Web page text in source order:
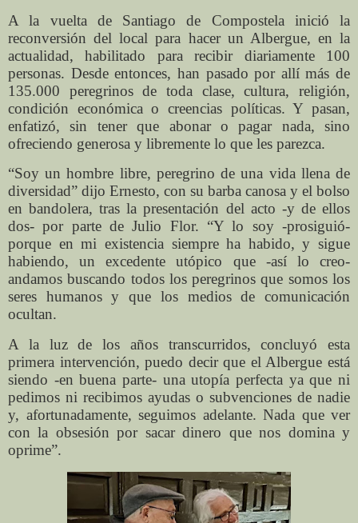
A la vuelta de Santiago de Compostela inició la
reconversión del local para hacer un Albergue, en la
actualidad, habilitado para recibir diariamente 100
personas. Desde entonces, han pasado por allí más de
135.000 peregrinos de toda clase, cultura, religión,
condición económica o creencias políticas. Y pasan,
enfatizó, sin tener que abonar o pagar nada, sino
ofreciendo generosa y libremente lo que les parezca.
“Soy un hombre libre, peregrino de una vida llena de
diversidad” dijo Ernesto, con su barba canosa y el bolso
en bandolera, tras la presentación del acto -y de ellos
dos- por parte de Julio Flor. “Y lo soy -prosiguió-
porque en mi existencia siempre ha habido, y sigue
habiendo, un excedente utópico que -así lo creo-
andamos buscando todos los peregrinos que somos los
seres humanos y que los medios de comunicación
ocultan.
A la luz de los años transcurridos, concluyó esta
primera intervención, puedo decir que el Albergue está
siendo -en buena parte- una utopía perfecta ya que ni
pedimos ni recibimos ayudas o subvenciones de nadie
y, afortunadamente, seguimos adelante. Nada que ver
con la obsesión por sacar dinero que nos domina y
oprime”.